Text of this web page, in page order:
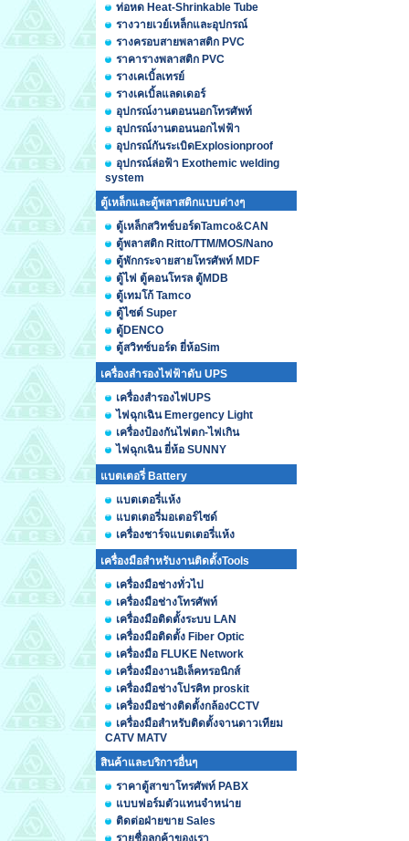
ท่อหด Heat-Shrinkable Tube
รางวายเวย์เหล็กและอุปกรณ์
รางครอบสายพลาสติก PVC
ราคารางพลาสติก PVC
รางเคเบิ้ลเทรย์
รางเคเบิ้ลแลดเดอร์
อุปกรณ์งานตอนนอกโทรศัพท์
อุปกรณ์งานตอนนอกไฟฟ้า
อุปกรณ์กันระเบิดExplosionproof
อุปกรณ์ล่อฟ้า Exothemic welding
system
ตู้เหล็กและตู้พลาสติกแบบต่างๆ
ตู้เหล็กสวิทช์บอร์ดTamco&CAN
ตู้พลาสติก Ritto/TTM/MOS/Nano
ตู้พักกระจายสายโทรศัพท์ MDF
ตู้ไฟ ตู้คอนโทรล ตู้MDB
ตู้เทมโก้ Tamco
ตู้ไซต์ Super
ตู้DENCO
ตู้สวิทซ์บอร์ด ยี่ห้อSim
เครื่องสำรองไฟฟ้าดับ UPS
เครื่องสำรองไฟUPS
ไฟฉุกเฉิน Emergency Light
เครื่องป้องกันไฟตก-ไฟเกิน
ไฟฉุกเฉิน ยี่ห้อ SUNNY
แบตเตอรี่ Battery
แบตเตอรี่แห้ง
แบตเตอรี่มอเตอร์ไซด์
เครื่องชาร์จแบตเตอรี่แห้ง
เครื่องมือสำหรับงานติดตั้งTools
เครื่องมือช่างทั่วไป
เครื่องมือช่างโทรศัพท์
เครื่องมือติดตั้งระบบ LAN
เครื่องมือติดตั้ง Fiber Optic
เครื่องมือ FLUKE Network
เครื่องมืองานอิเล็คทรอนิกส์
เครื่องมือช่างโปรคิท proskit
เครื่องมือช่างติดตั้งกล้องCCTV
เครื่องมือสำหรับติดตั้งจานดาวเทียม
CATV MATV
สินค้าและบริการอื่นๆ
ราคาตู้สาขาโทรศัพท์ PABX
แบบฟอร์มตัวแทนจำหน่าย
ติดต่อฝ่ายขาย Sales
รายชื่อลูกค้าของเรา